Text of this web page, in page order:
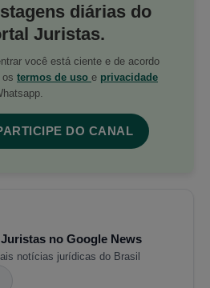
diárias do
Juristas.
você está ciente e de acordo
termos de uso e privacidade
DO CANAL
no Google News
notícias jurídicas do Brasil